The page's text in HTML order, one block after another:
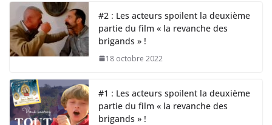
#2 : Les acteurs spoilent la deuxième
partie du film « la revanche des
brigands » !
18 octobre 2022
#1 : Les acteurs spoilent la deuxième
partie du film « la revanche des
brigands » !